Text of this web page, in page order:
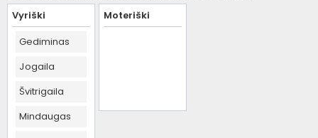
Vyriški
Gediminas
Jogaila
Švitrigaila
Mindaugas
Moteriški